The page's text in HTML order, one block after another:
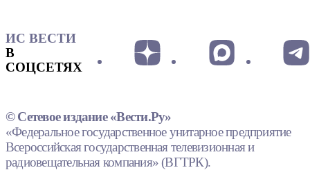
ИС ВЕСТИ
В
СОЦСЕТЯХ
© Сетевое издание «Вести.Ру»
«Федеральное государственное унитарное предприятие
Всероссийская государственная телевизионная и
радиовещательная компания» (ВГТРК).